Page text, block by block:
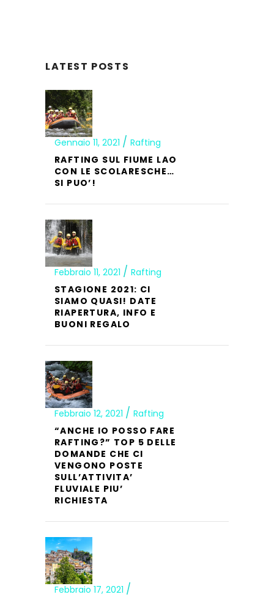
LATEST POSTS
Gennaio 11, 2021
Rafting
RAFTING SUL FIUME LAO
CON LE SCOLARESCHE…
SI PUO’!
Febbraio 11, 2021
Rafting
STAGIONE 2021: CI
SIAMO QUASI! DATE
RIAPERTURA, INFO E
BUONI REGALO
Febbraio 12, 2021
Rafting
“ANCHE IO POSSO FARE
RAFTING?” TOP 5 DELLE
DOMANDE CHE CI
VENGONO POSTE
SULL’ATTIVITA’
FLUVIALE PIU’
RICHIESTA
Febbraio 17, 2021